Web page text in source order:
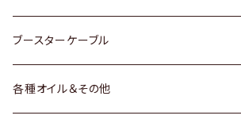
レクサス
スバル
マツダ
三菱
スバル
ダイハツ
マツダ
ダイハツ
マツダ
トヨタ
ホンダ
ブースターケーブル
各種オイル＆その他